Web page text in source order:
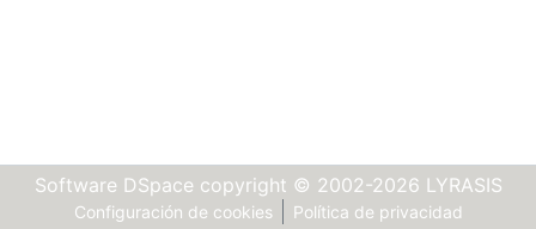
Software DSpace copyright © 2002-2026 LYRASIS
Configuración de cookies Política de privacidad